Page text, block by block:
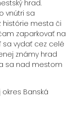
hrad.
vnútri sa
histórie mesta či
zaparkovať na
vydať cez celé
známy hrad
sa nad mestom
okres Banská